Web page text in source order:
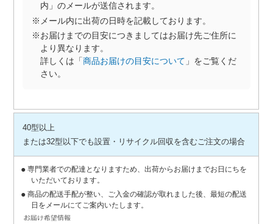
内」のメールが送信されます。
※メール内に出荷の日時を記載しております。
※お届けまでの目安につきましてはお届け先ご住所に
より異なります。
詳しくは「商品お届けの目安について 」をご覧くだ
さい。
40型以上
または32型以下でも設置・リサイクル回収を含むご注文の場合
専門業者での配達となりますため、出荷からお届けまでお日にちを
いただいております。
商品の配送手配が整い、ご入金の確認が取れました後、最短の配送
日をメールにてご案内いたします。